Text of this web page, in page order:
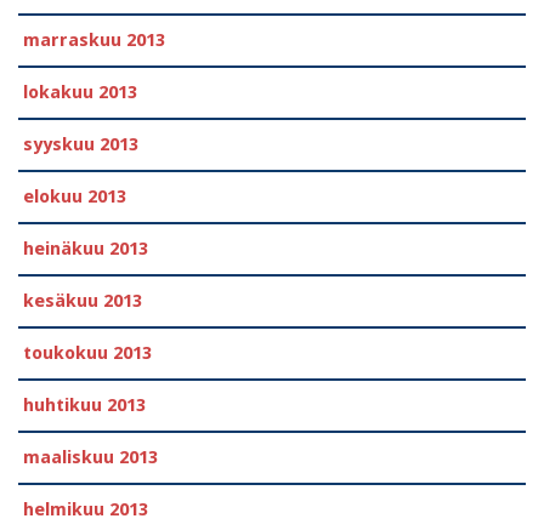
marraskuu 2013
lokakuu 2013
syyskuu 2013
elokuu 2013
heinäkuu 2013
kesäkuu 2013
toukokuu 2013
huhtikuu 2013
maaliskuu 2013
helmikuu 2013